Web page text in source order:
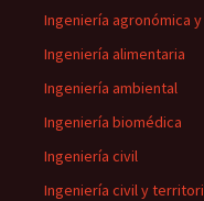
Ingeniería agronómica
Ingeniería alimentaria
Ingeniería ambiental
Ingeniería biomédica
Ingeniería civil
Ingeniería civil y